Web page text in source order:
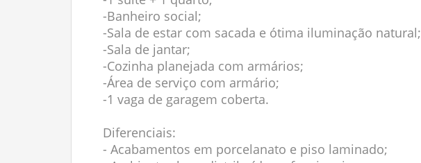
-Banheiro social;
-Sala de estar com sacada e ótima iluminação natural;
-Sala de jantar;
-Cozinha planejada com armários;
-Área de serviço com armário;
-1 vaga de garagem coberta.
Diferenciais:
- Acabamentos em porcelanato e piso laminado;